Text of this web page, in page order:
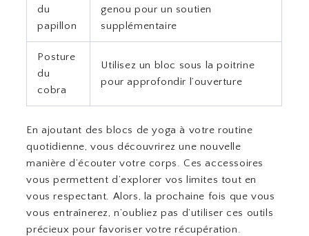
du
papillon
genou pour un soutien
supplémentaire
Posture
du
cobra
Utilisez un bloc sous la poitrine
pour approfondir l’ouverture
En ajoutant des blocs de yoga à votre routine
quotidienne, vous découvrirez une nouvelle
manière d’écouter votre corps. Ces accessoires
vous permettent d’explorer vos limites tout en
vous respectant. Alors, la prochaine fois que vous
vous entraînerez, n’oubliez pas d’utiliser ces outils
précieux pour favoriser votre récupération.